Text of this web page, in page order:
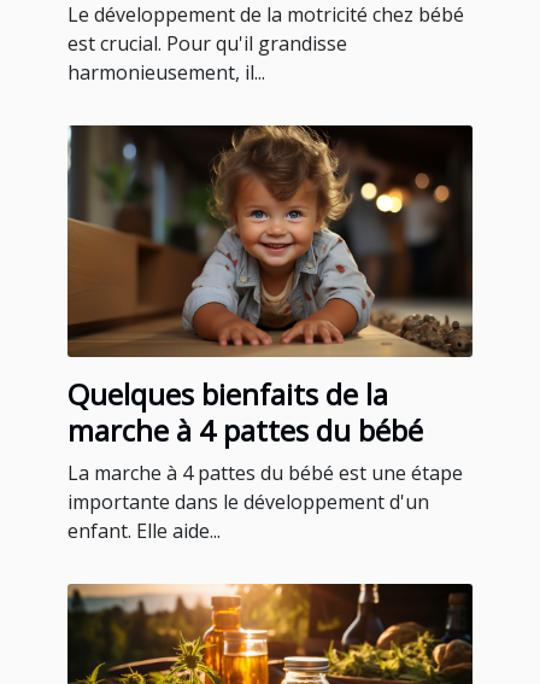
Le développement de la motricité chez bébé
est crucial. Pour qu'il grandisse
harmonieusement, il...
Quelques bienfaits de la
marche à 4 pattes du bébé
La marche à 4 pattes du bébé est une étape
importante dans le développement d'un
enfant. Elle aide...